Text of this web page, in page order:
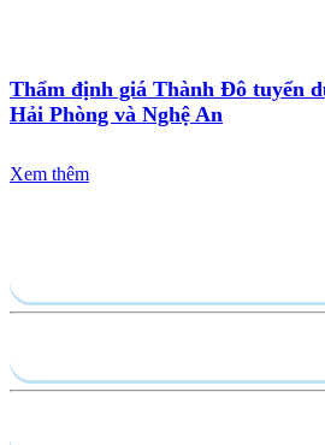
Thẩm định giá Thành Đô tuyển
Hải Phòng và Nghệ An
Xem thêm